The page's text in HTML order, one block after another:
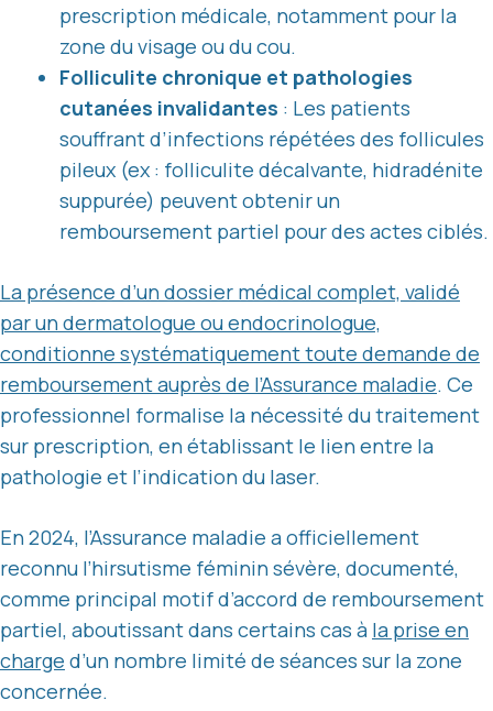
prescription médicale, notamment pour la
zone du visage ou du cou.
Folliculite chronique et pathologies
cutanées invalidantes : Les patients
souffrant d’infections répétées des follicules
pileux (ex : folliculite décalvante, hidradénite
suppurée) peuvent obtenir un
remboursement partiel pour des actes ciblés.
La présence d’un dossier médical complet, validé
par un dermatologue ou endocrinologue,
conditionne systématiquement toute demande de
remboursement auprès de l’Assurance maladie. Ce
professionnel formalise la nécessité du traitement
sur prescription, en établissant le lien entre la
pathologie et l’indication du laser.
En 2024, l’Assurance maladie a officiellement
reconnu l’hirsutisme féminin sévère, documenté,
comme principal motif d’accord de remboursement
partiel, aboutissant dans certains cas à la prise en
charge d’un nombre limité de séances sur la zone
concernée.